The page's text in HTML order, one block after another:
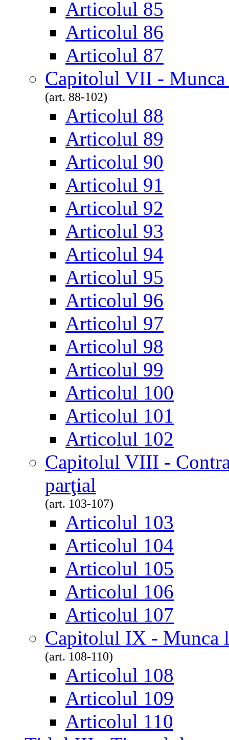
Articolul 85
Articolul 86
Articolul 87
Capitolul VII - Munca
(art. 88-102)
Articolul 88
Articolul 89
Articolul 90
Articolul 91
Articolul 92
Articolul 93
Articolul 94
Articolul 95
Articolul 96
Articolul 97
Articolul 98
Articolul 99
Articolul 100
Articolul 101
Articolul 102
Capitolul VIII -
parţial
(art. 103-107)
Articolul 103
Articolul 104
Articolul 105
Articolul 106
Articolul 107
Capitolul IX - Munca
(art. 108-110)
Articolul 108
Articolul 109
Articolul 110